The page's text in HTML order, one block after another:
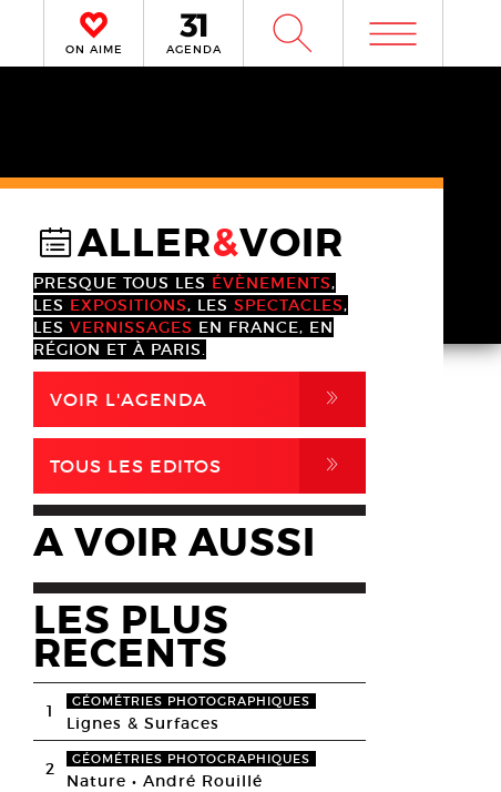
ON AIME AGENDA W m
@ALLER&VOIR
PRESQUE TOUS LES ÉVÈNEMENTS,
LES EXPOSITIONS, LES SPECTACLES,
LES VERNISSAGES EN FRANCE, EN
RÉGION ET À PARIS.
VOIR L'AGENDA ,
TOUS LES EDITOS ,
A VOIR AUSSI
LES PLUS
RECENTS
1 GÉOMÉTRIES PHOTOGRAPHIQUES
Lignes & Surfaces
2 GÉOMÉTRIES PHOTOGRAPHIQUES
Nature • André Rouillé